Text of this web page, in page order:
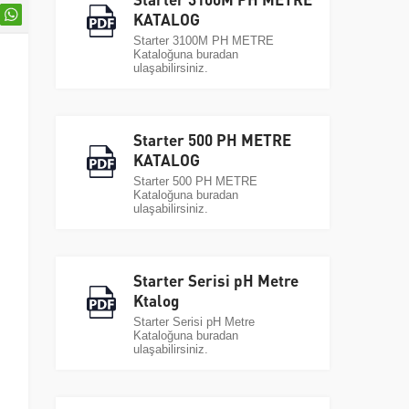
KATALOG
Starter 3100M PH METRE
Kataloğuna buradan
ulaşabilirsiniz.
Starter 500 PH METRE
KATALOG
Starter 500 PH METRE
Kataloğuna buradan
ulaşabilirsiniz.
Starter Serisi pH Metre
Ktalog
Starter Serisi pH Metre
Kataloğuna buradan
ulaşabilirsiniz.